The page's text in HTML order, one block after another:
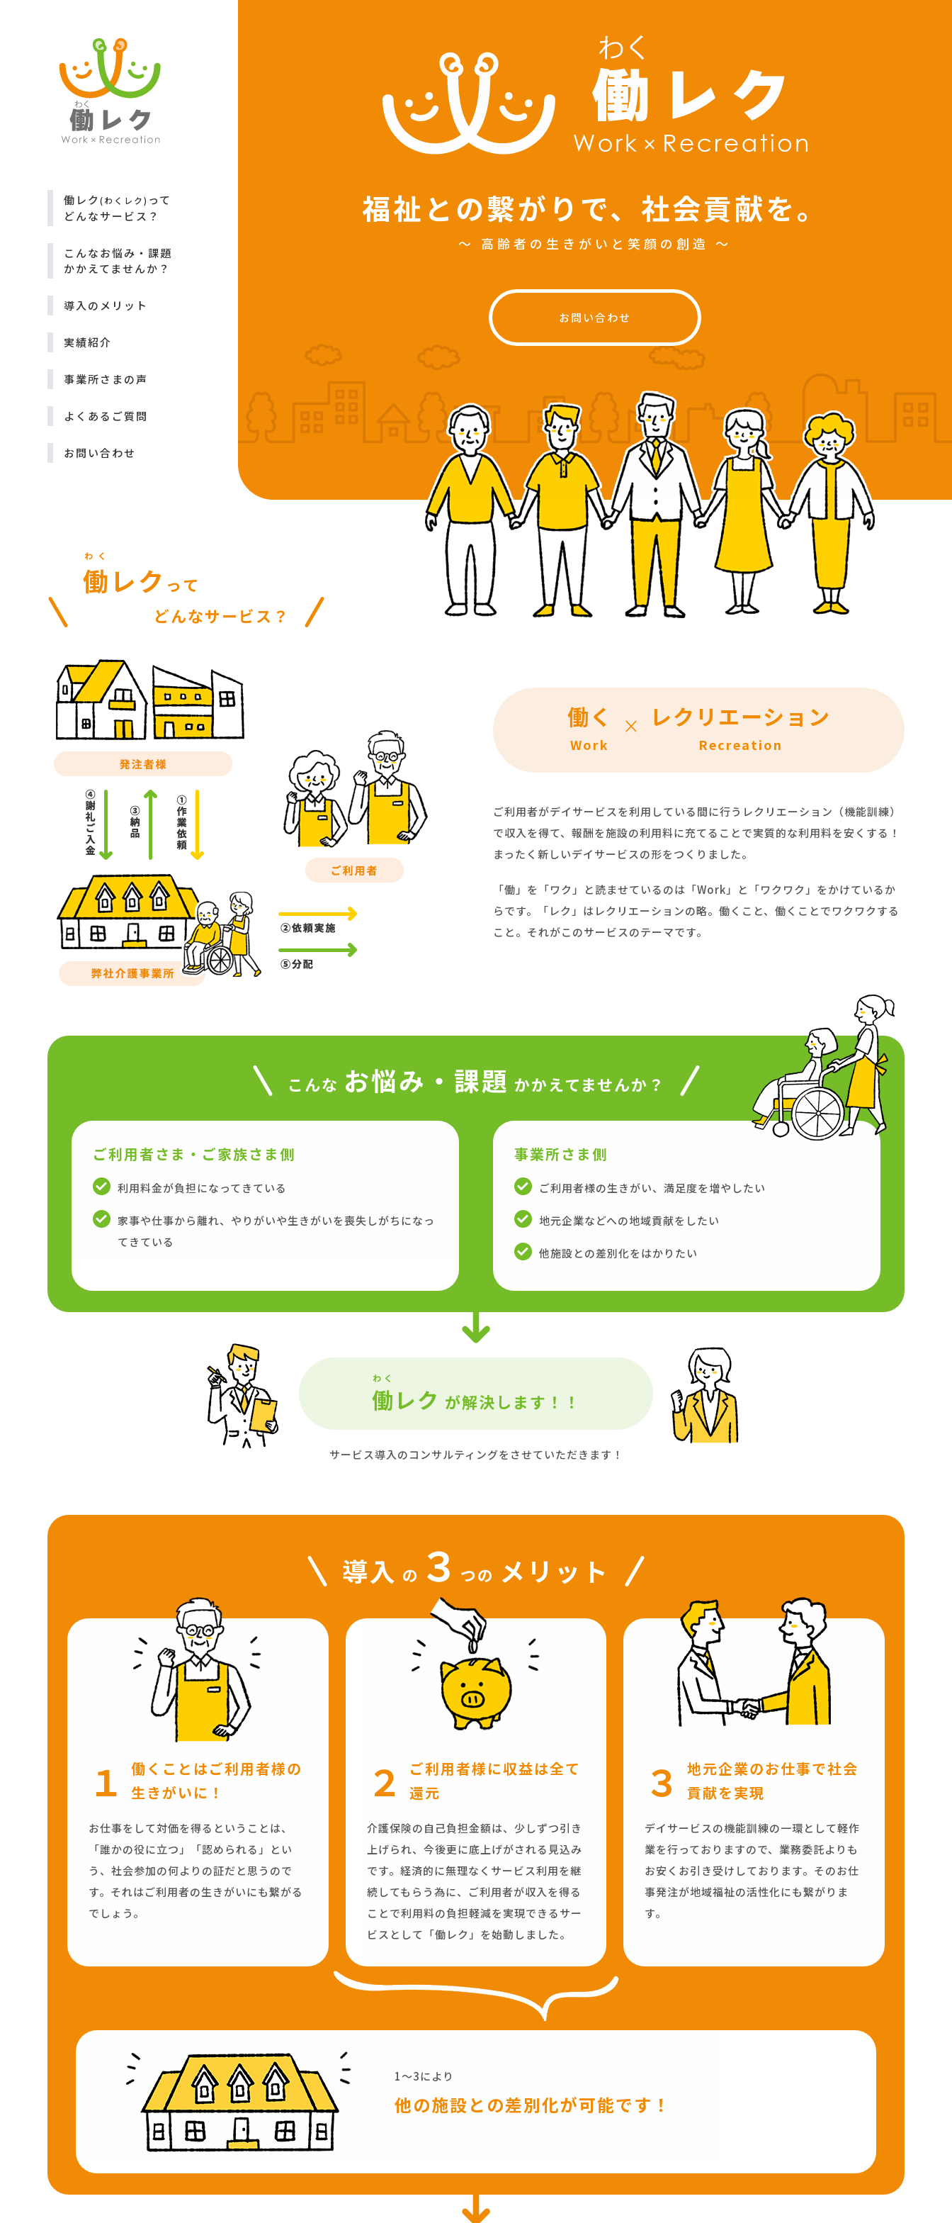
働レク(わくレク) って
どんなサービス？
こんなお悩み・課題
かかえてませんか？
導入のメリット
実績紹介
事業所さまの声
よくあるご質問
お問い合わせ
福祉との繋がりで、 社会貢献を。
〜 高齢者の生きがいと笑顔の創造 〜
お問い合わせ
働
わく
レク って
どんなサービス？
働く
Work
× レクリエーション
Recreation
ご利用者がデイサービスを利用している間に行うレクリエーション（機能訓練）
で収入を得て、報酬を施設の利用料に充てることで実質的な利用料を安くする！
まったく新しいデイサービスの形をつくりました。
「働」を「ワク」と読ませているのは「Work」と「ワクワク」をかけているか
らです。「レク」はレクリエーションの略。働くこと、働くことでワクワクする
こと。それがこのサービスのテーマです。
こんな お悩み・課題 かかえてませんか？
ご利用者さま・ご家族さま側
利用料金が負担になってきている
家事や仕事から離れ、やりがいや生きがいを喪失しがちになっ
てきている
事業所さま側
ご利用者様の生きがい、満足度を増やしたい
地元企業などへの地域貢献をしたい
他施設との差別化をはかりたい
働
わく
レク が解決します！！
サービス導入のコンサルティングをさせていただきます！
導入 の ３ つの メリット
１
働くことはご利用者様の
生きがいに！
お仕事をして対価を得るということは、
「誰かの役に立つ」「認められる」とい
う、社会参加の何よりの証だと思うので
す。それはご利用者の生きがいにも繋がる
でしょう。
２
ご利用者様に収益は全て
還元
介護保険の自己負担金額は、少しずつ引き
上げられ、今後更に底上げがされる見込み
です。経済的に無理なくサービス利用を継
続してもらう為に、ご利用者が収入を得る
ことで利用料の負担軽減を実現できるサー
ビスとして「働レク」を始動しました。
３
地元企業のお仕事で社会
貢献を実現
デイサービスの機能訓練の一環として軽作
業を行っておりますので、業務委託よりも
お安くお引き受けしております。そのお仕
事発注が地域福祉の活性化にも繋がりま
す。
1〜3により
他の施設との差別化が可能です！